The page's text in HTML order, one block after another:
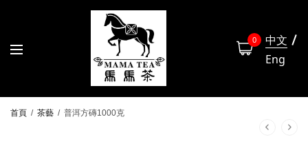
0
中文
Eng
首頁 / 茶藝 / 普洱方磚1000克